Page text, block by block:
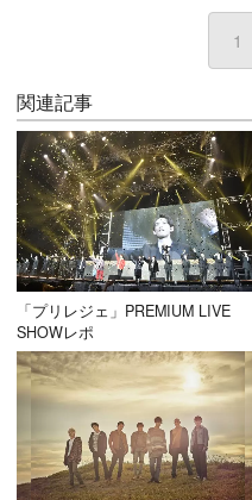
1
関連記事
「プリレジェ」PREMIUM LIVE
SHOWレポ